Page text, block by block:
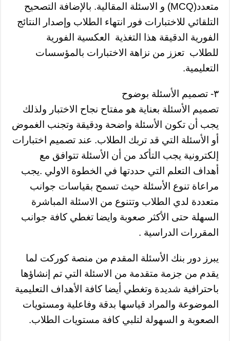
متعدد(MCQ) و الاسئلة المقالية. بالإضافة التصحيح
التلقائي للاختبارات فور انتهاء الطلاب وإصدار النتائج
الفورية الدقيقة هذا التغذية العكسية الفورية
للطلاب تعزز من نزاهة الاختبارات بالمؤسسات
التعليمية.
٣- تصميم الأسئلة بوضوح
تصميم الأسئلة بعناية هو مفتاح نجاح الاختبار ولذلك
يجب أن تكون الأسئلة واضحة ودقيقة وتجنب الغموض
أو الأسئلة التي قد تربك الطلاب. عند تصميم اختبارات
إلكترونية يجب التأكد من أن الأسئلة تتوافق مع
أهداف التعلم التي حددتها في الخطوة الاولي .يجب
مراعاة تنوع الأسئلة حيث تسمح بقياسات جوانب
متعددة لدي الطلاب وتتنوع من الاسئلة المباشرة
السهلة حتى الأكثر صعوبة وايضا تغطي كافة جوانب
المقررات الدراسية .
يبرز دور بنك الأسئلة المقدم من منصة كوركت لما
يقدم من جزمة متقدمة من الاسئلة التي تم إنشاؤها
باحترافية شديدة وتغطي أيضا كافة الأهداف التعليمية
الموضوعة والمراد قياسها بدقة وفاعلية ومستويات
الصعوبة و السهولة لتلبي كافة مستويات الطلاب.